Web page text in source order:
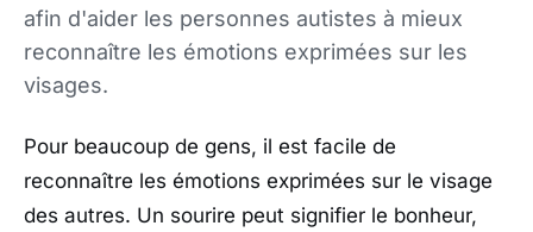
afin d'aider les personnes autistes à mieux
reconnaître les émotions exprimées sur les
visages.
Pour beaucoup de gens, il est facile de
reconnaître les émotions exprimées sur le visage
des autres. Un sourire peut signifier le bonheur,